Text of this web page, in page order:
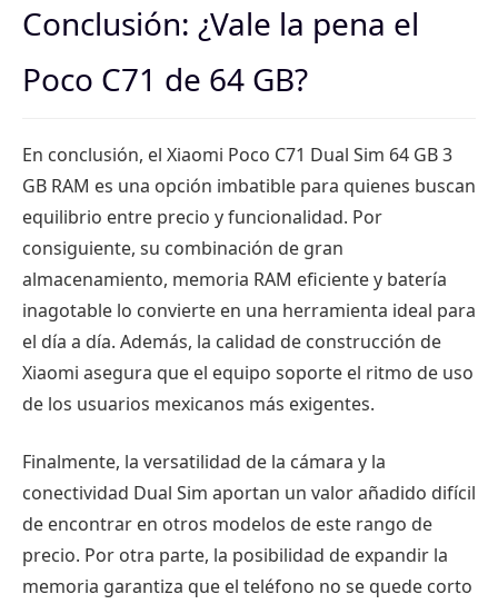
Conclusión: ¿Vale la pena el
Poco C71 de 64 GB?
En conclusión, el Xiaomi Poco C71 Dual Sim 64 GB 3
GB RAM es una opción imbatible para quienes buscan
equilibrio entre precio y funcionalidad. Por
consiguiente, su combinación de gran
almacenamiento, memoria RAM eficiente y batería
inagotable lo convierte en una herramienta ideal para
el día a día. Además, la calidad de construcción de
Xiaomi asegura que el equipo soporte el ritmo de uso
de los usuarios mexicanos más exigentes.
Finalmente, la versatilidad de la cámara y la
conectividad Dual Sim aportan un valor añadido difícil
de encontrar en otros modelos de este rango de
precio. Por otra parte, la posibilidad de expandir la
memoria garantiza que el teléfono no se quede corto